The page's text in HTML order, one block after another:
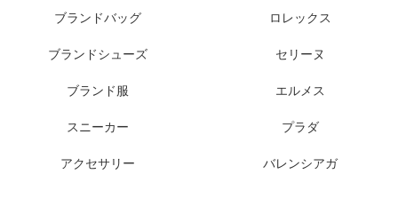
ブランドバッグ
ブランドシューズ
ブランド服
スニーカー
アクセサリー
ロレックス
セリーヌ
エルメス
プラダ
バレンシアガ